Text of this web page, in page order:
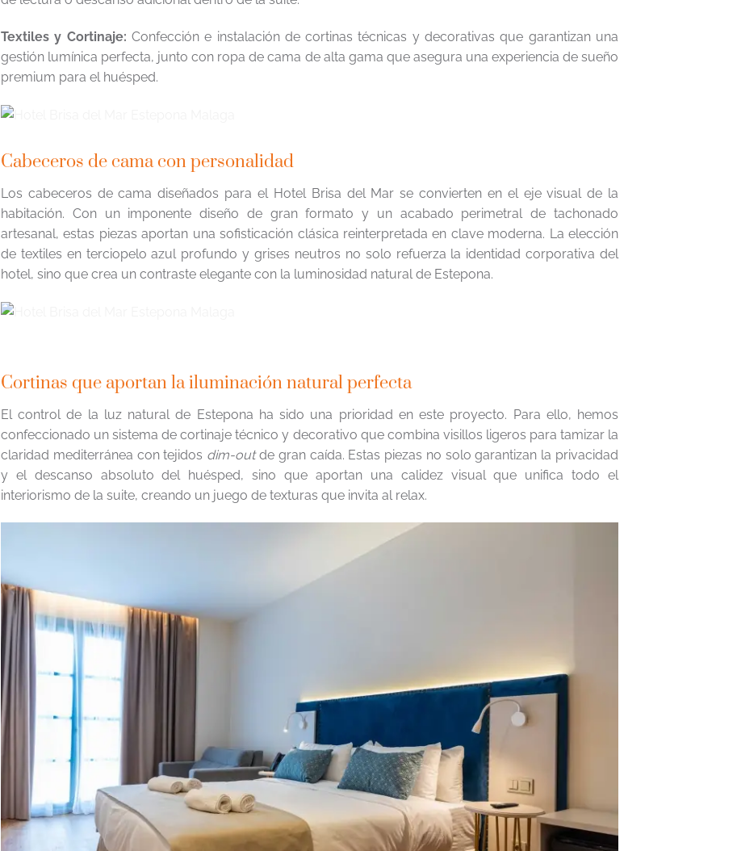
Textiles y Cortinaje: Confección e instalación de cortinas técnicas y decorativas que garantizan una
gestión lumínica perfecta, junto con ropa de cama de alta gama que asegura una experiencia de sueño
premium para el huésped.
Cabeceros de cama con personalidad
Los cabeceros de cama diseñados para el Hotel Brisa del Mar se convierten en el eje visual de la
habitación. Con un imponente diseño de gran formato y un acabado perimetral de tachonado
artesanal, estas piezas aportan una sofisticación clásica reinterpretada en clave moderna. La elección
de textiles en terciopelo azul profundo y grises neutros no solo refuerza la identidad corporativa del
hotel, sino que crea un contraste elegante con la luminosidad natural de Estepona.
Cortinas que aportan la iluminación natural perfecta
El control de la luz natural de Estepona ha sido una prioridad en este proyecto. Para ello, hemos
confeccionado un sistema de cortinaje técnico y decorativo que combina visillos ligeros para tamizar la
claridad mediterránea con tejidos dim-outde gran caída. Estas piezas no solo garantizan la privacidad
y el descanso absoluto del huésped, sino que aportan una calidez visual que unifica todo el
interiorismo de la suite, creando un juego de texturas que invita al relax.